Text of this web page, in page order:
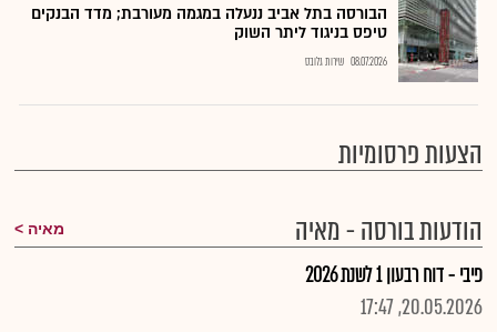
הבורסה בתל אביב ננעלה במגמה מעורבת; מדד הבנקים
טיפס בניגוד ליתר השוק
08.07.2026 שירות גלובס
הצעות פרסומיות
הודעות בורסה - מאיה
מאיה
פיבי - דוח רבעון 1 לשנת 2026
20.05.2026, 17:47